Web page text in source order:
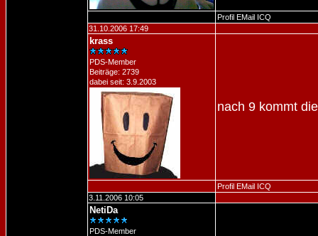
Profil EMail ICQ
31.10.2006 17:49
krass
PDS-Member
Beiträge: 2739
dabei seit: 3.9.2003
nach 9 kommt
Profil EMail ICQ
3.11.2006 10:05
NetiDa
PDS-Member